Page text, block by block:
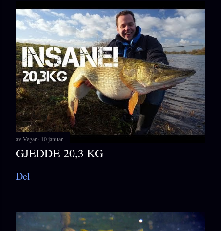
avVegar 10 januar
GJEDDE 20,3 KG
Del